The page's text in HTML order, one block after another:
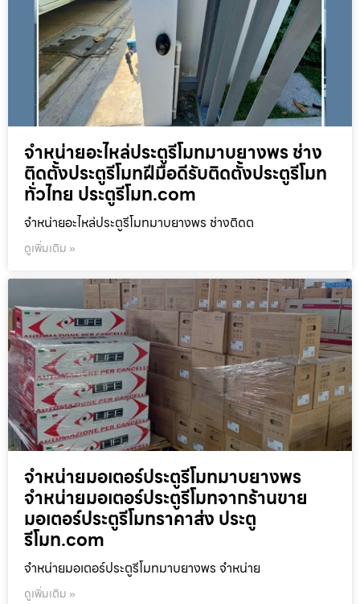
จำหน่ายอะไหล่ประตูรีโมทมาบยางพร ช่าง
ติดตั้งประตูรีโมทฝีมือดีรับติดตั้งประตูรีโมท
ทั่วไทย ประตูรีโมท.com
จำหน่ายอะไหล่ประตูรีโมทมาบยางพร ช่างติดต
ดูเพิ่มเติม »
จำหน่ายมอเตอร์ประตูรีโมทมาบยางพร
จำหน่ายมอเตอร์ประตูรีโมทจากร้านขาย
มอเตอร์ประตูรีโมทราคาส่ง ประตู
รีโมท.com
จำหน่ายมอเตอร์ประตูรีโมทมาบยางพร จำหน่าย
ดูเพิ่มเติม »